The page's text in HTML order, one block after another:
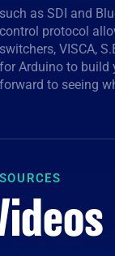
forward to seeing